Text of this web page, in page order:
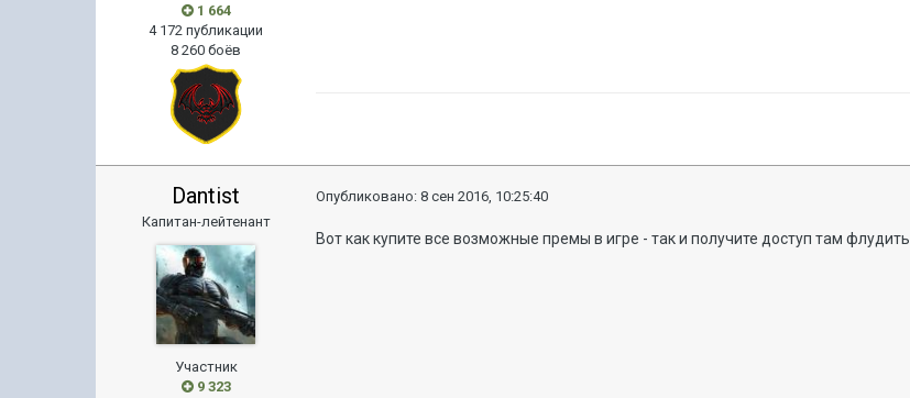
1 664
4 172 публикации
8 260 боёв
Dantist
Капитан-лейтенант
Участник
9 323
Опубликовано:8 сен 2016, 10:25:40
Вот как купите все возможные премы в игре - так и получите доступ там флудить